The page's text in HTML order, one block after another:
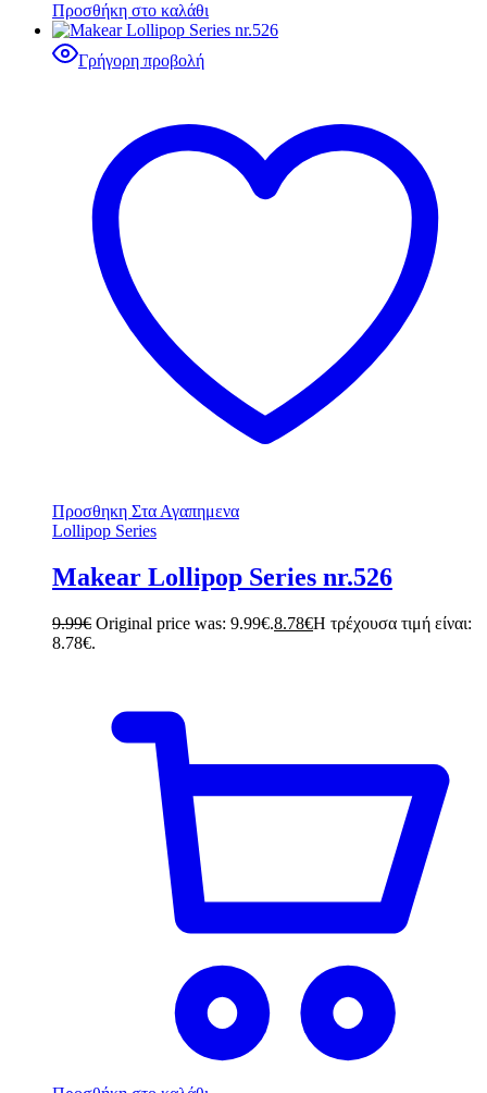
Προσθήκη στο καλάθι
Γρήγορη προβολή
Προσθηκη Στα Αγαπημενα
Lollipop Series
Makear Lollipop Series nr.526
9.99€ Original price was: 9.99€.8.78€Η τρέχουσα τιμή είναι:
8.78€.